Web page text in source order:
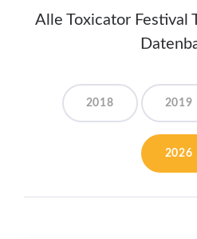
Alle Toxicator Festival
2018 2019
2026